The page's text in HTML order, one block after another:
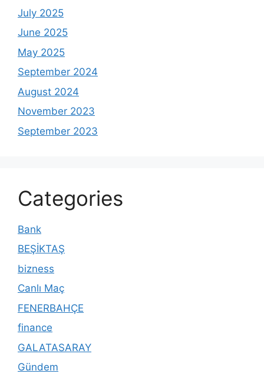
July 2025
June 2025
May 2025
September 2024
August 2024
November 2023
September 2023
Categories
Bank
BEŞİKTAŞ
bizness
Canlı Maç
FENERBAHÇE
finance
GALATASARAY
Gündem